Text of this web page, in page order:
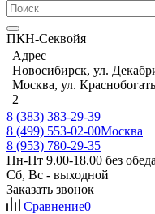
ПКН-Секвойя
Адрес
Новосибирск, ул.
Москва, ул.
2
8 (383) 383-29-39
8 (499) 553-02-00Москва
8 (953) 780-29-35
Пн-Пт 9.00-18.00 без обеда
Сб, Вс - выходной
Заказать звонок
Сравнение0